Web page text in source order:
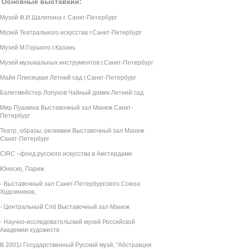
Музей Ф.И.Шаляпина г. Санкт-Петербург
Музей Театрального искусства г.Санкт-Петербург
Музей М.Горького г.Казань
Музей музыкальных инструментов г.Санкт-Петербург
Майя Плисецкая Летний сад г.Санкт-Петербург
Балетмейстер Лопухов Чайный домик Летний сад
Мир Пушкина Выставочный зал Манеж Санкт-
Петербург
Театр, образы, реликвии Выставочный зал Манеж
Санкт-Петербург
CIRC –фонд русского искусства в Амстердаме.
Юнеско, Париж
- Выставочный зал Санкт-Петербургского Союза
Художников,
- Центральный Спб Выставочный зал Манеж
- Научно-исследовательский музей Российской
Академии художеств
В 2001г Государственный Русский музй, "Абстракция